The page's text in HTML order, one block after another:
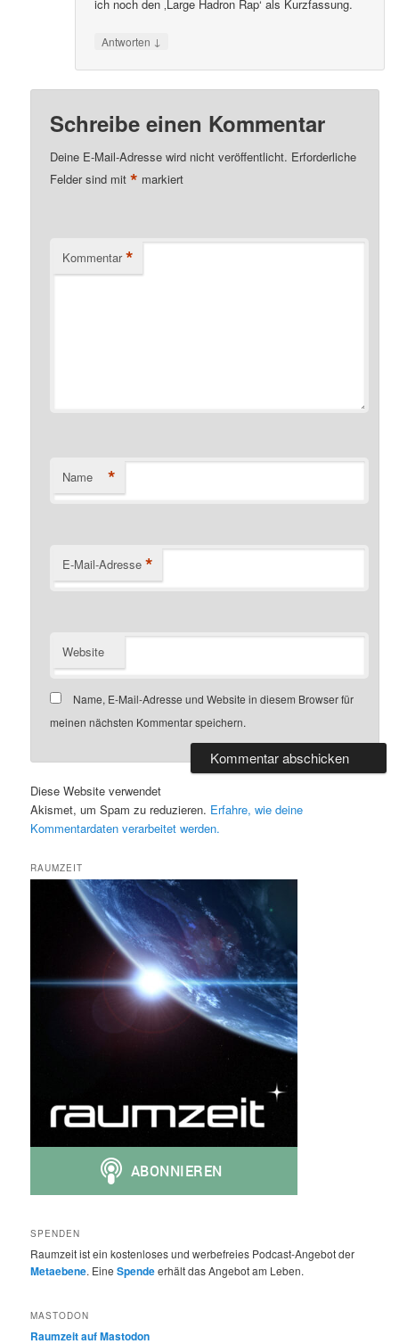
ich noch den ‚Large Hadron Rap‘ als Kurzfassung.
Antworten ↓
Schreibe einen Kommentar
Deine E-Mail-Adresse wird nicht veröffentlicht. Erforderliche
Felder sind mit* markiert
Kommentar *
Name *
E-Mail-Adresse *
Website
Name, E-Mail-Adresse und Website in diesem Browser für
meinen nächsten Kommentar speichern.
Diese Website verwendet
Akismet, um Spam zu reduzieren. Erfahre, wie deine
Kommentardaten verarbeitet werden.
RAUMZEIT
SPENDEN
Raumzeit ist ein kostenloses und werbefreies Podcast-Angebot der
Metaebene. EineSpendeerhält das Angebot am Leben.
MASTODON
Raumzeit auf Mastodon